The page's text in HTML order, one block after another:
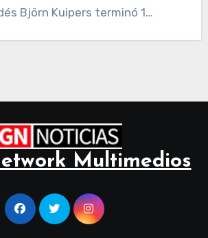
Björn Kuipers terminó 1…
Multimedios